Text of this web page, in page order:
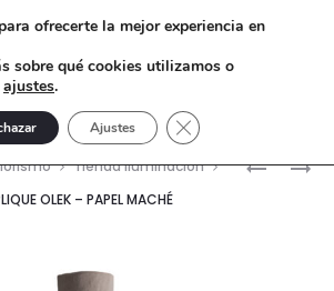
APLIQUE
LÁMPARA
Tienda Iluminación
OLEK – PAPEL MACHÉ
ofrecerte la mejor experiencia en
sobre qué cookies utilizamos o
ajustes.
Ajustes Cerrar el banner de